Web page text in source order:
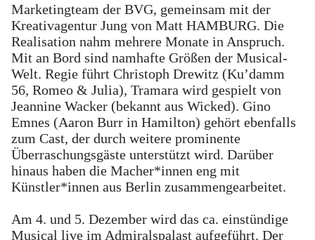
Marketingteam der BVG, gemeinsam mit der
Kreativagentur Jung von Matt HAMBURG. Die
Realisation nahm mehrere Monate in Anspruch.
Mit an Bord sind namhafte Größen der Musical-
Welt. Regie führt Christoph Drewitz (Ku’damm
56, Romeo & Julia), Tramara wird gespielt von
Jeannine Wacker (bekannt aus Wicked). Gino
Emnes (Aaron Burr in Hamilton) gehört ebenfalls
zum Cast, der durch weitere prominente
Überraschungsgäste unterstützt wird. Darüber
hinaus haben die Macher*innen eng mit
Künstler*innen aus Berlin zusammengearbeitet.
Am 4. und 5. Dezember wird das ca. einstündige
Musical live im Admiralspalast aufgeführt. Der